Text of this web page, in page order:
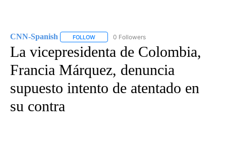
CNN-Spanish FOLLOW FOLLOW "CNN-SPANISH" TO RECEIVE
0 Followers
La vicepresidenta de Colombia,
Francia Márquez, denuncia
supuesto intento de atentado en
su contra